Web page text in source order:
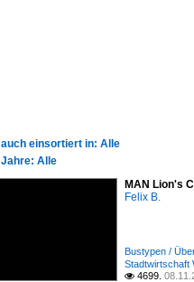
auch einsortiert in: Alle
Jahre: Alle
MAN Lion's
Felix B.
Bustypen /
Stadtwirtschaft
 4699.